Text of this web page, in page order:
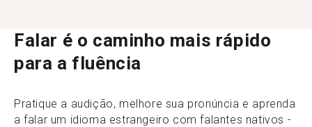
Falar é o caminho mais rápido
para a fluência
Pratique a audição, melhore sua pronúncia e aprenda
a falar um idioma estrangeiro com falantes nativos -